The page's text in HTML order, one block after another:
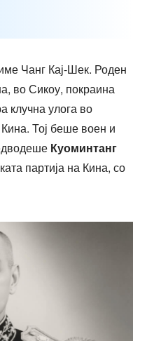
Чанг Кај-Шек. Роден
во Сикоу, покраина
клучна улога во
Тој беше воен и
Куоминтанг
партија на Кина, со